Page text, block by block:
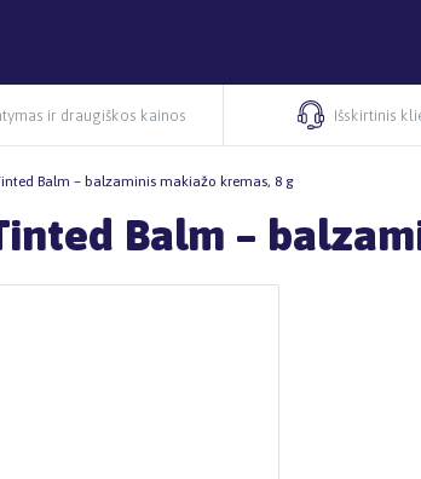
ir draugiškos kainos Išskirtinis
Balm – balzaminis makiažo kremas, 8 g
Balm –